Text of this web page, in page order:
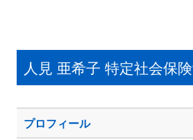
人見 亜希子 特定社会保
プロフィール